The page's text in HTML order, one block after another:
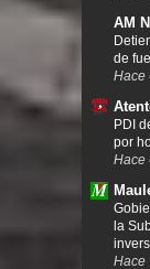
AM
de
Hace
PDI
por
Hace
la
Hace